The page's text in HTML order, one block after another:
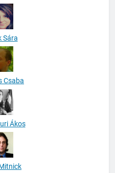
Sára
Csaba
Ákos